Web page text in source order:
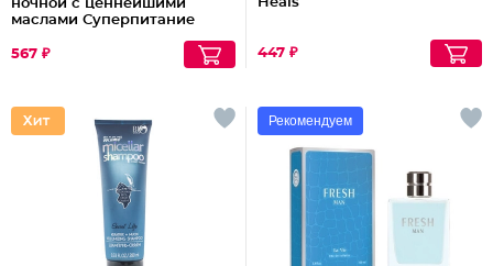
ночной с ценнейшими
маслами Суперпитание
567 ₽
447 ₽
Рекомендуем